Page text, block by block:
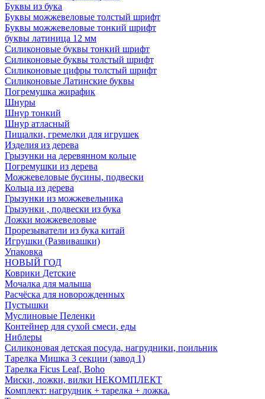
Буквы из бука
Буквы можжевеловые толстый шрифт
Буквы можжевеловые тонкий шрифт
буквы латиница 12 мм
Силиконовые буквы тонкий шрифт
Силиконовые буквы толстый шрифт
Силиконовые цифры толстый шрифт
Силиконовые Латинские буквы
Погремушка жирафик
Шнуры
Шнур тонкий
Шнур атласный
Пищалки, гремелки для игрушек
Изделия из дерева
Грызунки на деревянном кольце
Погремушки из дерева
Можжевеловые бусины, подвески
Кольца из дерева
Грызунки из можжевельника
Грызунки , подвески из бука
Ложки можжевеловые
Прорезыватели из бука китай
Игрушки (Развивашки)
Упаковка
НОВЫЙ ГОД
Коврики Детские
Мочалка для малыша
Расчёска для новорожденных
Пустышки
Муслиновые Пеленки
Контейнер для сухой смеси, еды
Ниблеры
Силиконовая детская посуда, нагрудники, поильник
Тарелка Мишка 3 секции (завод 1)
Тарелка Ficus Leaf, Boho
Миски, ложки, вилки НЕКОМПЛЕКТ
Комплект: нагрудник + тарелка + ложка.